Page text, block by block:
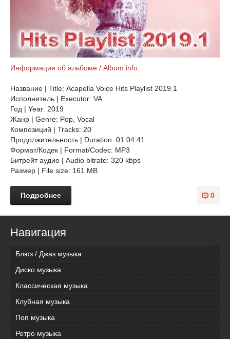
Информация об альбоме / Album info:
Название | Title: Acapella Voice Hits Playlist 2019.1
Исполнитель | Executor: VA
Год | Year: 2019
Жанр | Genre: Pop, Vocal
Композиций | Tracks: 20
Продолжительность | Duration: 01:04:41
Формат/Кодек | Format/Codec: MP3
Битрейт аудио | Audio bitrate: 320 kbps
Размер | File size: 161 MB
0
Подробнее
Навигация
Блюз / Джаз музыка
Диско музыка
Классическая музыка
Клубная музыка
Поп музыка
Ретро музыка